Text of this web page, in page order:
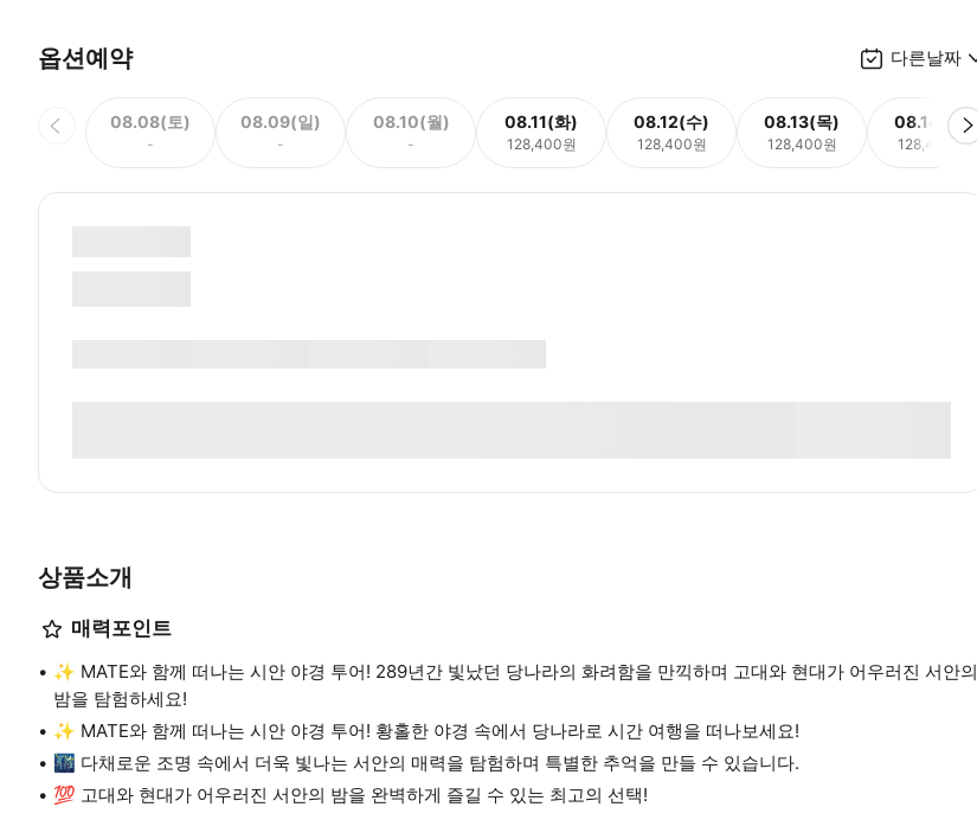
옵션예약 다른날짜
08.08(토)
-
08.09(일)
-
08.10(월)
-
08.11(화)
128,400원
08.12(수)
128,400원
08.13(목)
128,400원
08.14(금)
128,400원
상품소개
매력포인트
✨ MATE와 함께 떠나는 시안 야경 투어! 289년간 빛났던 당나라의 화려함을 만끽하며 고대와 현대가 어우러진 서안의
밤을 탐험하세요!
✨ MATE와 함께 떠나는 시안 야경 투어! 황홀한 야경 속에서 당나라로 시간 여행을 떠나보세요!
🌃 다채로운 조명 속에서 더욱 빛나는 서안의 매력을 탐험하며 특별한 추억을 만들 수 있습니다.
💯 고대와 현대가 어우러진 서안의 밤을 완벽하게 즐길 수 있는 최고의 선택!